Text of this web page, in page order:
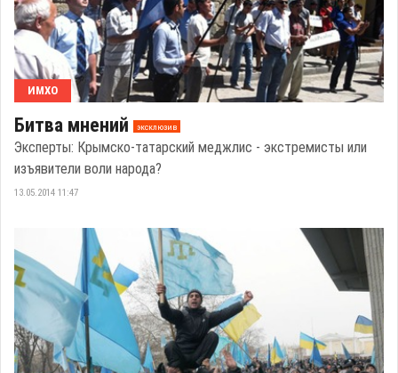
ИМХО
Битва мнений эксклюзив
Эксперты: Крымско-татарский меджлис - экстремисты или
изъявители воли народа?
13.05.2014 11:47